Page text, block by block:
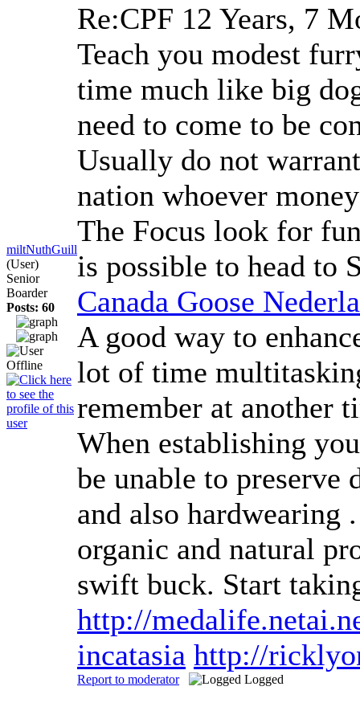
miltNuthGuill
(User)
Senior
Boarder
Posts: 60
Re:CPF 12 Years, 7
Teach you modest
time much like big
need to come to be
Usually do not
nation whoever
The Focus look for
is possible to head to
Canada Goose
A good way to
lot of time
remember at another
When establishing
be unable to
and also
organic and natural
swift buck. Start
http://
incatasia http://
Report to moderator Logged